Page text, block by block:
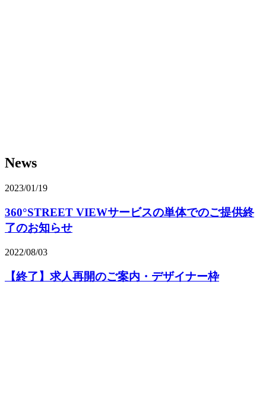
News
2023/01/19
360°STREET VIEWサービスの単体でのご提供終
了のお知らせ
2022/08/03
【終了】求人再開のご案内・デザイナー枠